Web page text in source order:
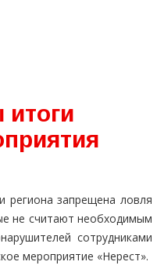
региона запрещена ловля
не считают необходимым
сотрудниками
мероприятие «Нерест».